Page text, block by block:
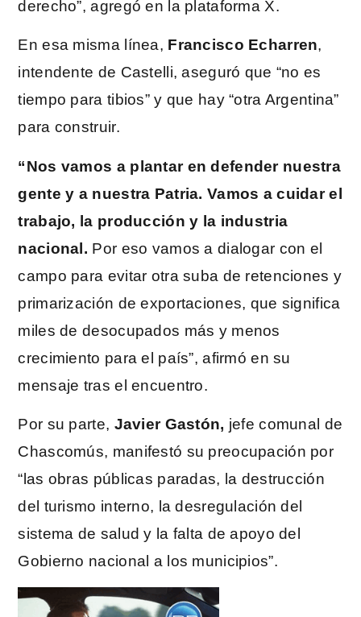
derecho”, agregó en la plataforma X.
En esa misma línea, Francisco Echarren,
intendente de Castelli, aseguró que “no es
tiempo para tibios” y que hay “otra Argentina”
para construir.
“Nos vamos a plantar en defender nuestra
gente y a nuestra Patria. Vamos a cuidar el
trabajo, la producción y la industria
nacional. Por eso vamos a dialogar con el
campo para evitar otra suba de retenciones y
primarización de exportaciones, que significa
miles de desocupados más y menos
crecimiento para el país”, afirmó en su
mensaje tras el encuentro.
Por su parte, Javier Gastón, jefe comunal de
Chascomús, manifestó su preocupación por
“las obras públicas paradas, la destrucción
del turismo interno, la desregulación del
sistema de salud y la falta de apoyo del
Gobierno nacional a los municipios”.